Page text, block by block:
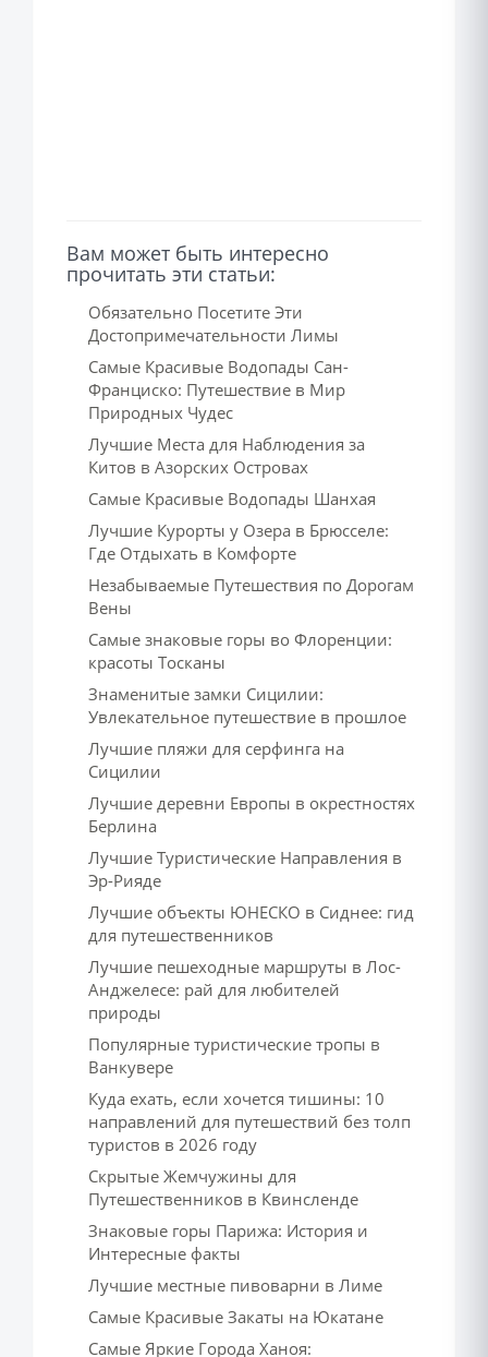
Вам может быть интересно
прочитать эти статьи:
Обязательно Посетите Эти
Достопримечательности Лимы
Самые Красивые Водопады Сан-
Франциско: Путешествие в Мир
Природных Чудес
Лучшие Места для Наблюдения за
Китов в Азорских Островах
Самые Красивые Водопады Шанхая
Лучшие Курорты у Озера в Брюсселе:
Где Отдыхать в Комфорте
Незабываемые Путешествия по Дорогам
Вены
Самые знаковые горы во Флоренции:
красоты Тосканы
Знаменитые замки Сицилии:
Увлекательное путешествие в прошлое
Лучшие пляжи для серфинга на
Сицилии
Лучшие деревни Европы в окрестностях
Берлина
Лучшие Туристические Направления в
Эр-Рияде
Лучшие объекты ЮНЕСКО в Сиднее: гид
для путешественников
Лучшие пешеходные маршруты в Лос-
Анджелесе: рай для любителей
природы
Популярные туристические тропы в
Ванкувере
Куда ехать, если хочется тишины: 10
направлений для путешествий без толп
туристов в 2026 году
Скрытые Жемчужины для
Путешественников в Квинсленде
Знаковые горы Парижа: История и
Интересные факты
Лучшие местные пивоварни в Лиме
Самые Красивые Закаты на Юкатане
Самые Яркие Города Ханоя: